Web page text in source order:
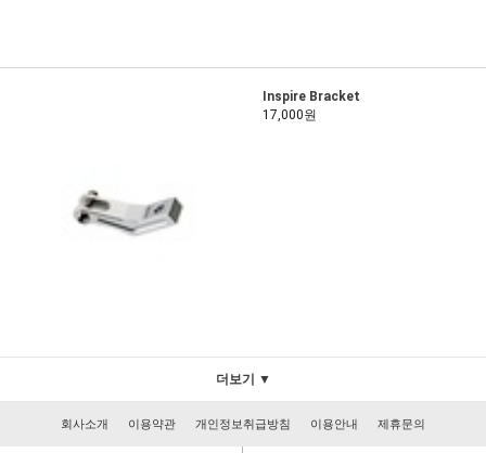
Inspire Bracket
17,000원
더보기 ▼
회사소개 이용약관 개인정보취급방침 이용안내 제휴문의